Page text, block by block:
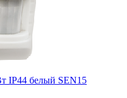
IP44 белый SEN15